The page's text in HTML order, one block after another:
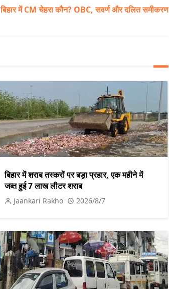
बिहार में CM चेहरा कौन? OBC, सवर्ण और दलित समीकरण
बिहार में शराब तस्करों पर बड़ा प्रहार, एक महीने में
जब्त हुई 7 लाख लीटर शराब
Jaankari Rakho 2026/8/7